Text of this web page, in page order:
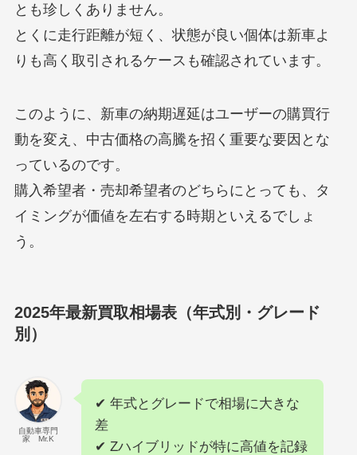
とも珍しくありません。
とくに走行距離が短く、状態が良い個体は新車よ
りも高く取引されるケースも確認されています。
このように、新車の納期遅延はユーザーの購買行
動を変え、中古価格の高騰を招く重要な要因とな
っているのです。
購入希望者・売却希望者のどちらにとっても、タ
イミングが価値を左右する時期といえるでしょ
う。
2025年最新買取相場表（年式別・グレード
別）
自動車専門
家 Mr.K
✔ 年式とグレードで相場に大きな
差
✔ Zハイブリッドが特に高値を記録